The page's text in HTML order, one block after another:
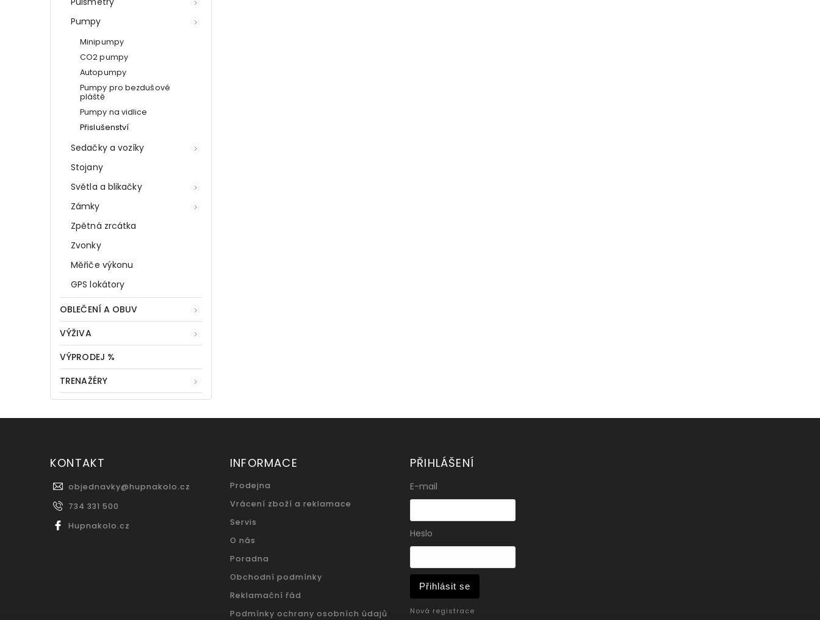
Pumpy
Minipumpy
CO2 pumpy
Autopumpy
Pumpy pro bezdušové
pláště
Pumpy na vidlice
Přislušenství
Sedačky a vozíky
Stojany
Světla a blikačky
Zámky
Zpětná zrcátka
Zvonky
Měřiče výkonu
GPS lokátory
OBLEČENÍ A OBUV
VÝŽIVA
VÝPRODEJ %
TRENAŽÉRY
KONTAKT
objednavky@hupnakolo.cz
734 331 500
Hupnakolo.cz
INFORMACE
Prodejna
Vrácení zboží a reklamace
Servis
O nás
Poradna
Obchodní podmínky
Reklamační řád
Podmínky ochrany osobních údajů
PŘIHLÁŠENÍ
E-mail
Heslo
Přihlásit se
Nová registrace